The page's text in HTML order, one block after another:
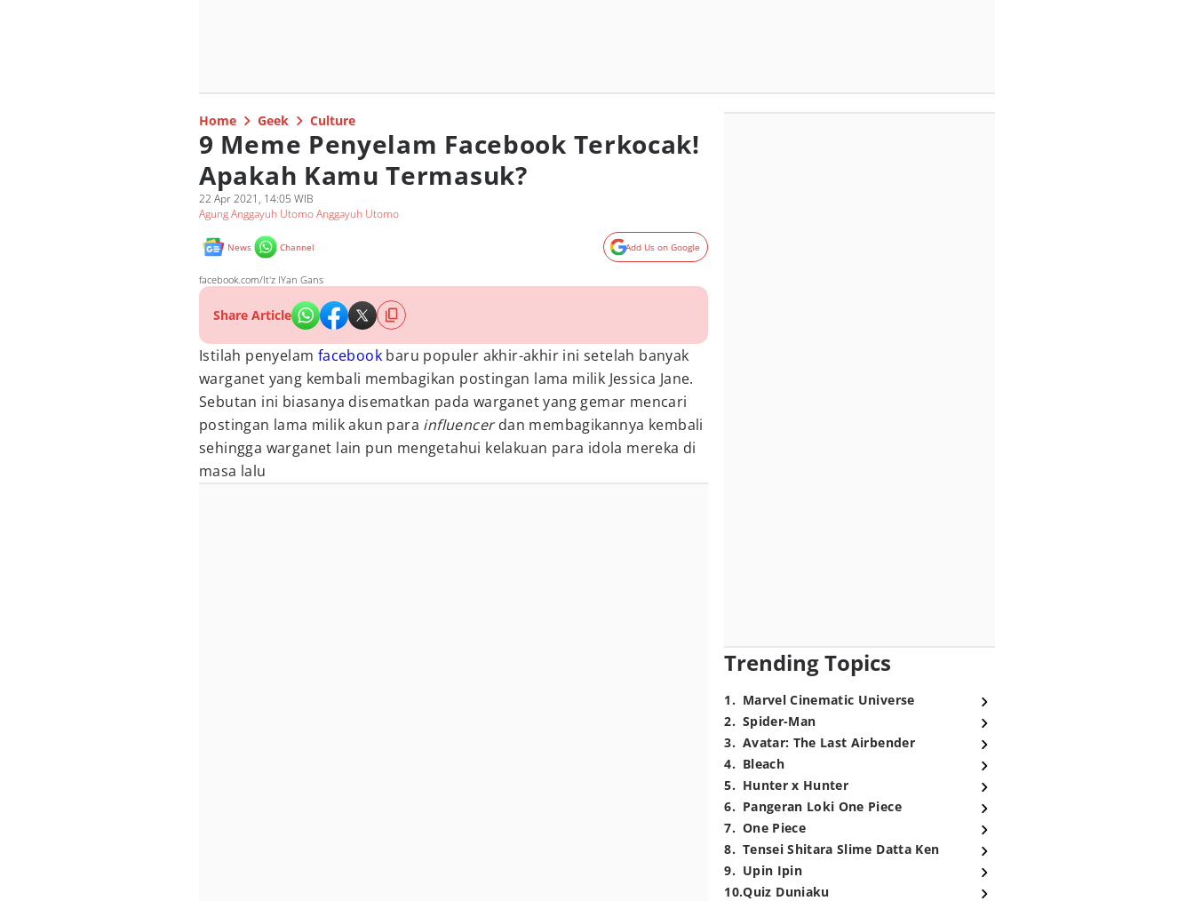
Home Geek Culture
9 Meme Penyelam Facebook Terkocak!
Apakah Kamu Termasuk?
22 Apr 2021, 14:05 WIB
Agung Anggayuh Utomo Anggayuh Utomo
News Channel Add Us on Google
facebook.com/It'z IYan Gans
Share Article
Istilah penyelam facebook baru populer akhir-akhir ini setelah banyak
warganet yang kembali membagikan postingan lama milik Jessica Jane.
Sebutan ini biasanya disematkan pada warganet yang gemar mencari
postingan lama milik akun para influencerdan membagikannya kembali
sehingga warganet lain pun mengetahui kelakuan para idola mereka di
masa lalu
Trending Topics
1. Marvel Cinematic Universe
2. Spider-Man
3. Avatar: The Last Airbender
4. Bleach
5. Hunter x Hunter
6. Pangeran Loki One Piece
7. One Piece
8. Tensei Shitara Slime Datta Ken
9. Upin Ipin
10.Quiz Duniaku